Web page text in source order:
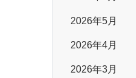
2026年5月
2026年4月
2026年3月